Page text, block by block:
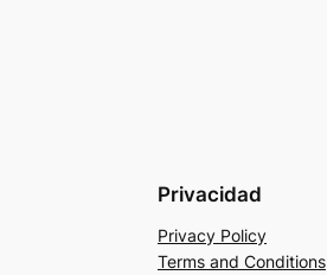
Privacidad
Privacy Policy
Terms and Conditions